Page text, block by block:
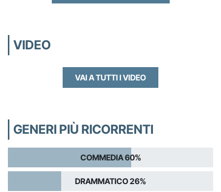
VIDEO
VAI A TUTTI I VIDEO
GENERI PIÙ RICORRENTI
COMMEDIA 60%
DRAMMATICO 26%